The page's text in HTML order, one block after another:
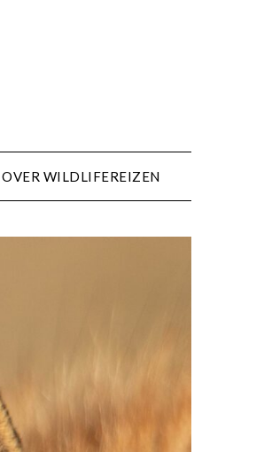
OVER WILDLIFEREIZEN